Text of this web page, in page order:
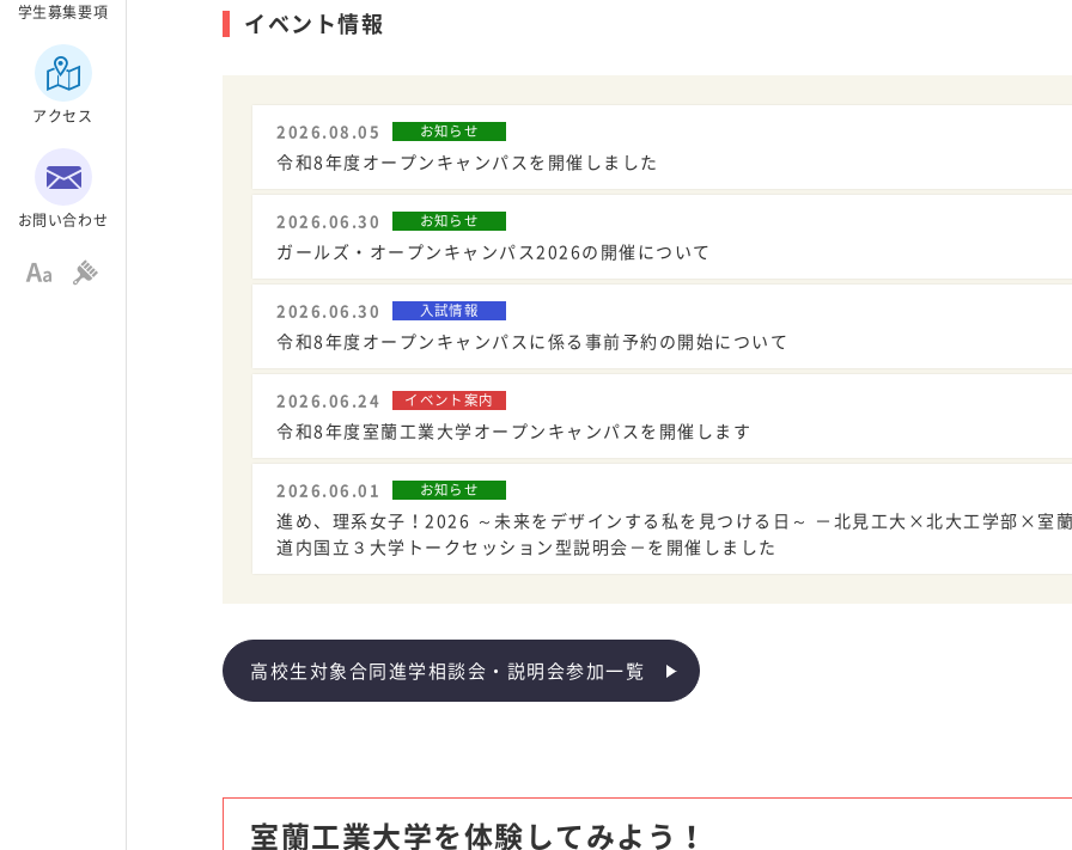
大学院入試
外国人留学生入試
科目等履修生・研究生
入学手続き・学費等
室工大女子 よくあるご質問
資料請求
デジタル
パンフレット
学生募集
要項
学生募集要項
アクセス
お問い合わせ
イベント情報
2026.08.05 お知らせ
令和8年度オープンキャンパスを開催しました
2026.06.30 お知らせ
ガールズ・オープンキャンパス2026の開催について
2026.06.30 入試情報
令和8年度オープンキャンパスに係る事前予約の開始について
2026.06.24 イベント案内
令和8年度室蘭工業大学オープンキャンパスを開催します
2026.06.01 お知らせ
進め、理系女子！2026 ～未来をデザインする私を見つける日～ －北見工大×北大工学部×室
道内国立３大学トークセッション型説明会－を開催しました
高校生対象合同進学相談会・説明会参加一覧
室蘭工業大学を体験してみよう！